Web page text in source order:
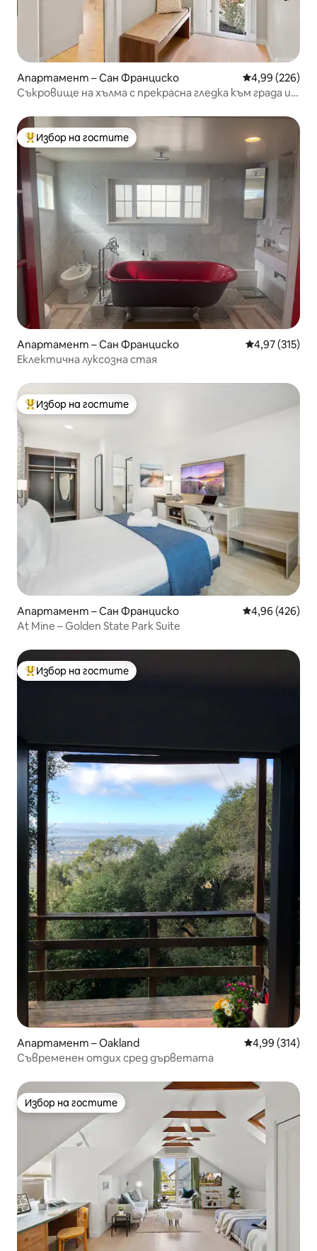
Апартамент – Сан Франциско Средна
4,99 (226)
Съкровище на хълма с прекрасна гледка към града и
Най-популярен избор на гостите
Избор на гостите
Апартамент – Сан Франциско Средна
4,97 (315)
Еклектична луксозна стая
Най-популярен избор на гостите
Избор на гостите
Апартамент – Сан Франциско Средна
4,96 (426)
At Mine – Golden State Park Suite
Най-популярен избор на гостите
Избор на гостите
Апартамент – Oakland Средна
4,99 (314)
Съвременен отдих сред дърветата
Избор на гостите
Избор на гостите